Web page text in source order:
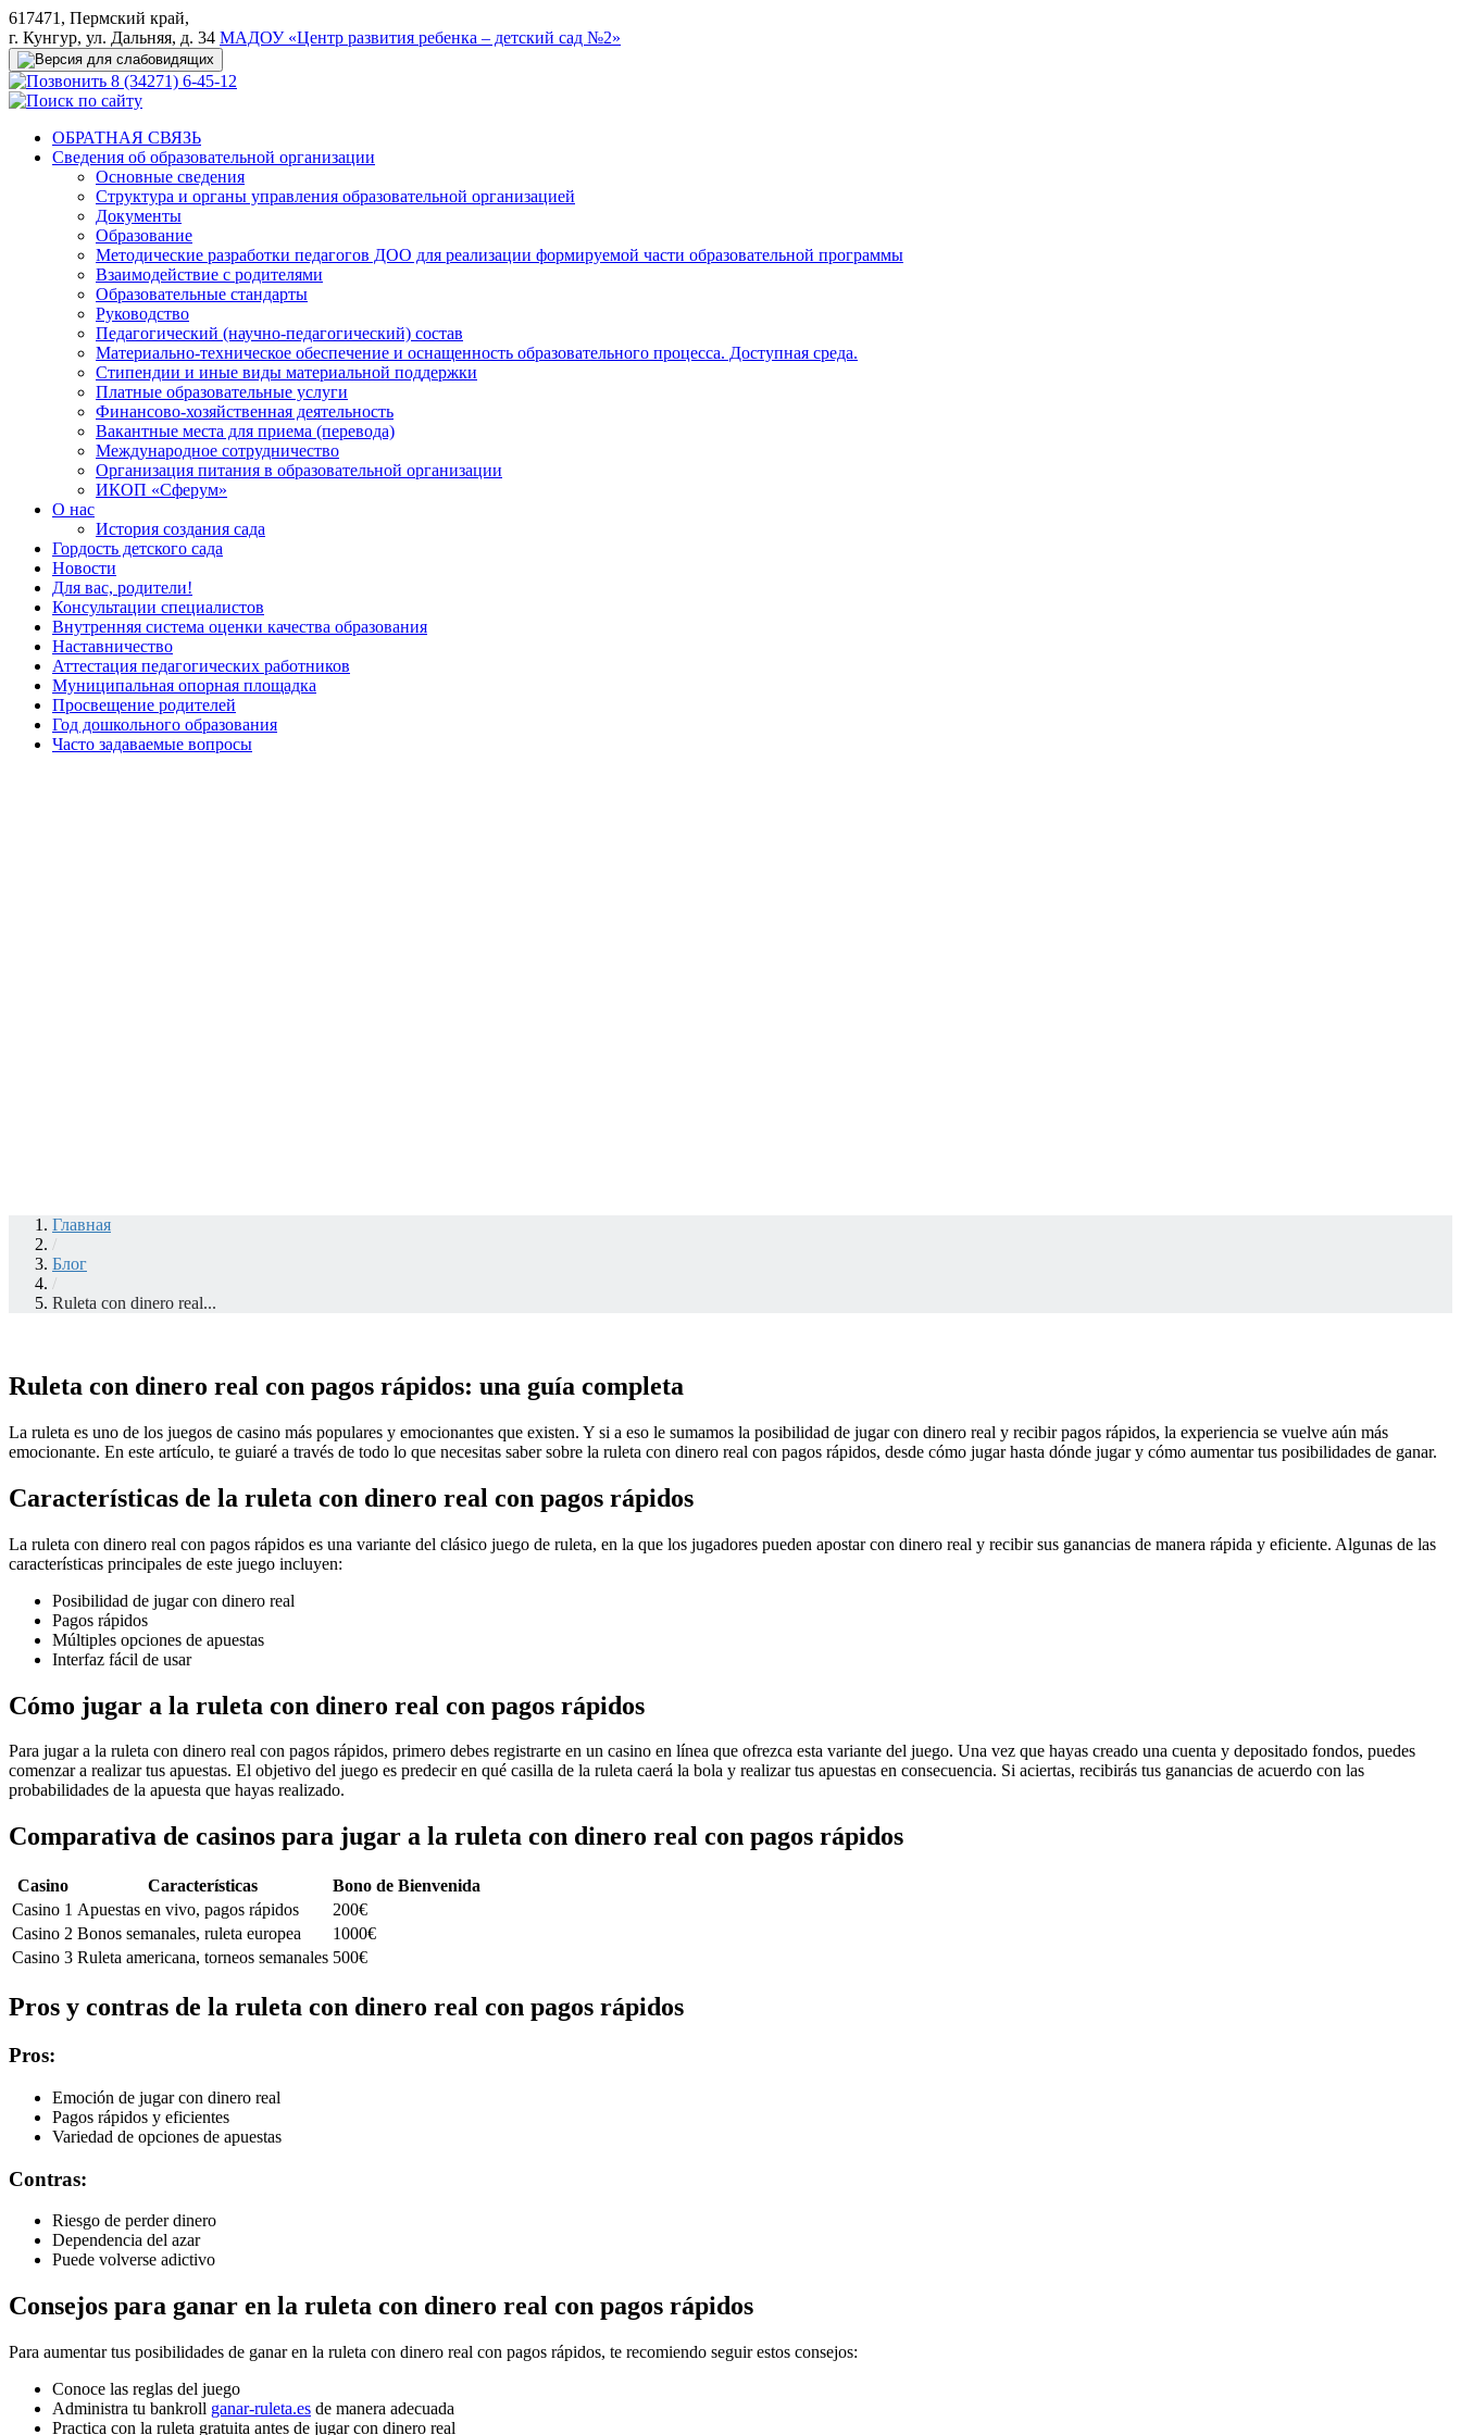
617471, Пермский край,
г. Кунгур, ул. Дальняя, д. 34 МАДОУ «Центр развития ребенка – детский сад №2»
8 (34271) 6-45-12
ОБРАТНАЯ СВЯЗЬ
Сведения об образовательной организации
Основные сведения
Структура и органы управления образовательной организацией
Документы
Образование
Методические разработки педагогов ДОО для реализации формируемой части образовательной программы
Взаимодействие с родителями
Образовательные стандарты
Руководство
Педагогический (научно-педагогический) состав
Материально-техническое обеспечение и оснащенность образовательного процесса. Доступная среда.
Стипендии и иные виды материальной поддержки
Платные образовательные услуги
Финансово-хозяйственная деятельность
Вакантные места для приема (перевода)
Международное сотрудничество
Организация питания в образовательной организации
ИКОП «Сферум»
О нас
История создания сада
Гордость детского сада
Новости
Для вас, родители!
Консультации специалистов
Внутренняя система оценки качества образования
Наставничество
Аттестация педагогических работников
Муниципальная опорная площадка
Просвещение родителей
Год дошкольного образования
Часто задаваемые вопросы
Главная
/
Блог
/
Ruleta con dinero real...
Ruleta con dinero real con pagos rápidos: una guía completa
La ruleta es uno de los juegos de casino más populares y emocionantes que existen. Y si a eso le sumamos la posibilidad de jugar con dinero real y recibir pagos rápidos, la experiencia se vuelve aún más
emocionante. En este artículo, te guiaré a través de todo lo que necesitas saber sobre la ruleta con dinero real con pagos rápidos, desde cómo jugarhasta dónde jugar y cómo aumentar tus posibilidades de ganar.
Características de la ruleta con dinero real con pagos rápidos
La ruleta con dinero real con pagos rápidos es una variante del clásico juego de ruleta, en la que los jugadores pueden apostar con dinero real y recibir sus ganancias de manera rápida y eficiente. Algunas de las
características principales de este juego incluyen:
Posibilidad de jugar con dinero real
Pagos rápidos
Múltiples opciones de apuestas
Interfaz fácil de usar
Cómo jugar a la ruleta con dinero real con pagos rápidos
Para jugar a la ruleta con dinero real con pagos rápidos, primero debes registrarte en un casino en línea que ofrezca esta variante del juego. Una vez que hayas creado una cuenta y depositado fondos, puedes
comenzar a realizar tus apuestas. El objetivo del juego es predecir en qué casilla de la ruleta caerá la bola y realizar tus apuestas en consecuencia. Si aciertas, recibirás tus ganancias de acuerdo con las
probabilidades de la apuesta que hayas realizado.
Comparativa de casinos para jugar a la ruleta con dinero real con pagos rápidos
Casino Características
Bono de Bienvenida
Casino 1 Apuestas en vivo, pagos rápidos
200€
Casino 2 Bonos semanales, ruleta europea
1000€
Casino 3 Ruleta americana, torneos semanales 500€
Pros y contras de la ruleta con dinero real con pagos rápidos
Pros:
Emoción de jugar con dinero real
Pagos rápidos y eficientes
Variedad de opciones de apuestas
Contras:
Riesgo de perder dinero
Dependencia del azar
Puede volverse adictivo
Consejos para ganar en la ruleta con dinero real con pagos rápidos
Para aumentar tus posibilidades de ganar en la ruleta con dinero real con pagos rápidos, te recomiendo seguir estos consejos:
Conoce las reglas del juego
Administra tu bankroll ganar-ruleta.es de manera adecuada
Practica con la ruleta gratuita antes de jugar con dinero real